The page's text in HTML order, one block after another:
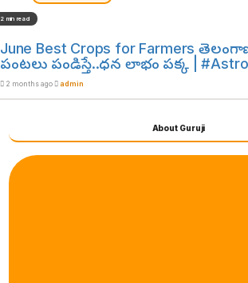
2 min read
June Best Crops for Farmers
పంటలు పండిస్తే..ధన లాభం పక్క |
2 months ago admin
About Guruji